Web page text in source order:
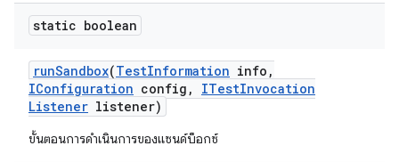
static boolean
runSandbox(TestInformation info ,
IConfiguration config , ITestInvocation
Listener listener)
ขั้นตอนการดำเนินการของแซนด์บ็อกซ์